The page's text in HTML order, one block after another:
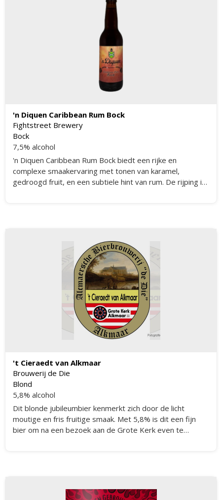
'n Diquen Caribbean Rum Bock
Fightstreet Brewery
Bock
7,5% alcohol
'n Diquen Caribbean Rum Bock biedt een rijke en
complexe smaakervaring met tonen van karamel,
gedroogd fruit, en een subtiele hint van rum. De rijping in
't Cieraedt van Alkmaar
Brouwerij de Die
Blond
5,8% alcohol
Dit blonde jubileumbier kenmerkt zich door de licht
moutige en fris fruitige smaak. Met 5,8% is dit een fijn
bier om na een bezoek aan de Grote Kerk even te